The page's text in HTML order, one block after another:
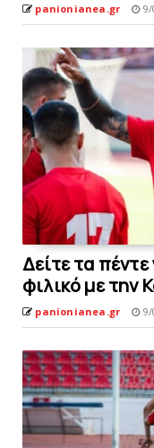
panionianea.gr 9/
Δείτε τα
φιλικό με την
panionianea.gr 9/